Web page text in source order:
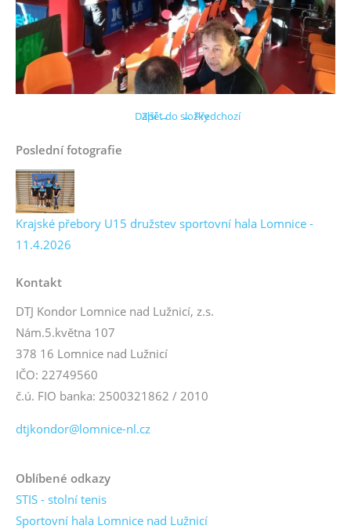
← Předchozí
Další →
Zpět do složky
Poslední fotografie
Krajské přebory U15 družstev sportovní hala Lomnice -
11.4.2026
Kontakt
DTJ Kondor Lomnice nad Lužnicí, z.s.
Nám.5.května 107
378 16 Lomnice nad Lužnicí
IČO: 22749560
č.ú. FIO banka: 2500321862 / 2010
dtjkondor@lomnice-nl.cz
Oblíbené odkazy
STIS - stolní tenis
Sportovní hala Lomnice nad Lužnicí